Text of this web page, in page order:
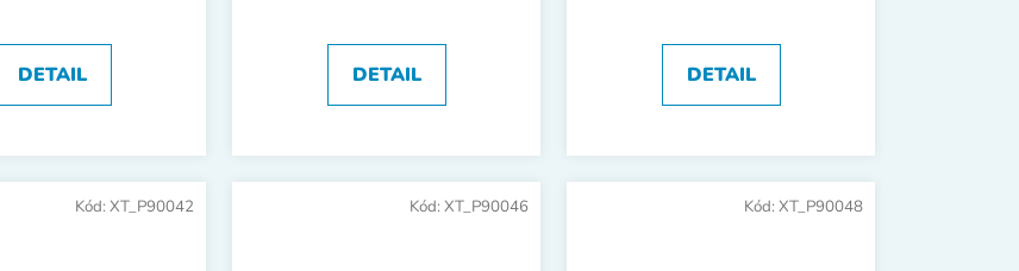
DETAIL DETAIL DETAIL
Kód: XT_P90042 Kód: XT_P90046 Kód: XT_P90048